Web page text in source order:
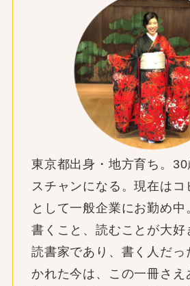
東京都出身・地方育ち。30
スチャンになる。現在はコ
として一般企業にお勤め中
書くこと、読むことが大好
読書家であり、書く人だっ
かれた今は、この一冊さえ